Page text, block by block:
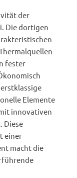
der
Die dortigen
fester
Elemente
innovativen
Diese
einer
macht die